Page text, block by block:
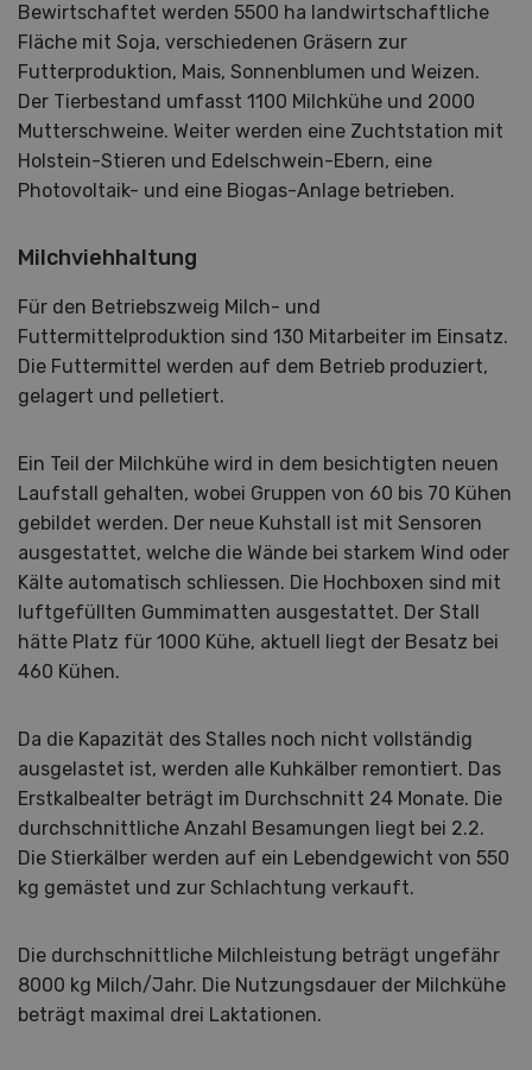
Bewirtschaftet werden 5500 ha landwirtschaftliche
Fläche mit Soja, verschiedenen Gräsern zur
Futterproduktion, Mais, Sonnenblumen und Weizen.
Der Tierbestand umfasst 1100 Milchkühe und 2000
Mutterschweine. Weiter werden eine Zuchtstation mit
Holstein-Stieren und Edelschwein-Ebern, eine
Photovoltaik- und eine Biogas-Anlage betrieben.
Milchviehhaltung
Für den Betriebszweig Milch- und
Futtermittelproduktion sind 130 Mitarbeiter im Einsatz.
Die Futtermittel werden auf dem Betrieb produziert,
gelagert und pelletiert.
Ein Teil der Milchkühe wird in dem besichtigten neuen
Laufstall gehalten, wobei Gruppen von 60 bis 70 Kühen
gebildet werden. Der neue Kuhstall ist mit Sensoren
ausgestattet, welche die Wände bei starkem Wind oder
Kälte automatisch schliessen. Die Hochboxen sind mit
luftgefüllten Gummimatten ausgestattet. Der Stall
hätte Platz für 1000 Kühe, aktuell liegt der Besatz bei
460 Kühen.
Da die Kapazität des Stalles noch nicht vollständig
ausgelastet ist, werden alle Kuhkälber remontiert. Das
Erstkalbealter beträgt im Durchschnitt 24 Monate. Die
durchschnittliche Anzahl Besamungen liegt bei 2.2.
Die Stierkälber werden auf ein Lebendgewicht von 550
kg gemästet und zur Schlachtung verkauft.
Die durchschnittliche Milchleistung beträgt ungefähr
8000 kg Milch/Jahr. Die Nutzungsdauer der Milchkühe
beträgt maximal drei Laktationen.